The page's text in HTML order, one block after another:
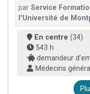
par Service
l'Université de
En centre (34)
543 h
demandeur
Médecins